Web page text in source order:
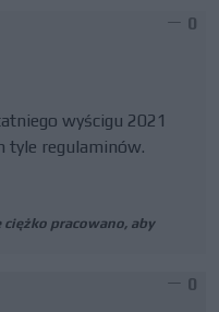
0
wyścigu 2021
tyle regulaminów.
ciężko pracowano, aby
0